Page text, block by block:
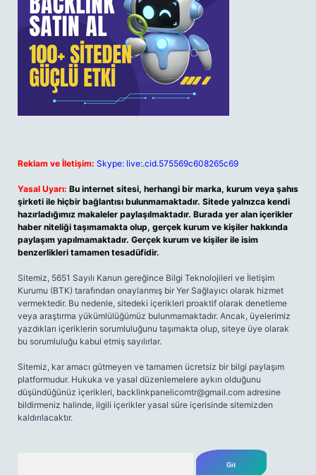
Reklam ve İletişim: Skype: live:.cid.575569c608265c69
Yasal Uyarı: Bu internet sitesi, herhangi bir marka, kurum veya şahıs
şirketi ile hiçbir bağlantısı bulunmamaktadır. Sitede yalnızca kendi
hazırladığımız makaleler paylaşılmaktadır. Burada yer alan içerikler
haber niteliği taşımamakta olup, gerçek kurum ve kişiler hakkında
paylaşım yapılmamaktadır. Gerçek kurum ve kişiler ile isim
benzerlikleri tamamen tesadüfidir.
Sitemiz, 5651 Sayılı Kanun gereğince Bilgi Teknolojileri ve İletişim
Kurumu (BTK) tarafından onaylanmış bir Yer Sağlayıcı olarak hizmet
vermektedir. Bu nedenle, sitedeki içerikleri proaktif olarak denetleme
veya araştırma yükümlülüğümüz bulunmamaktadır. Ancak, üyelerimiz
yazdıkları içeriklerin sorumluluğunu taşımakta olup, siteye üye olarak
bu sorumluluğu kabul etmiş sayılırlar.
Sitemiz, kar amacı gütmeyen ve tamamen ücretsiz bir bilgi paylaşım
platformudur. Hukuka ve yasal düzenlemelere aykırı olduğunu
düşündüğünüz içerikleri, backlinkpanelicomtr@gmail.com adresine
bildirmeniz halinde, ilgili içerikler yasal süre içerisinde sitemizden
kaldırılacaktır.